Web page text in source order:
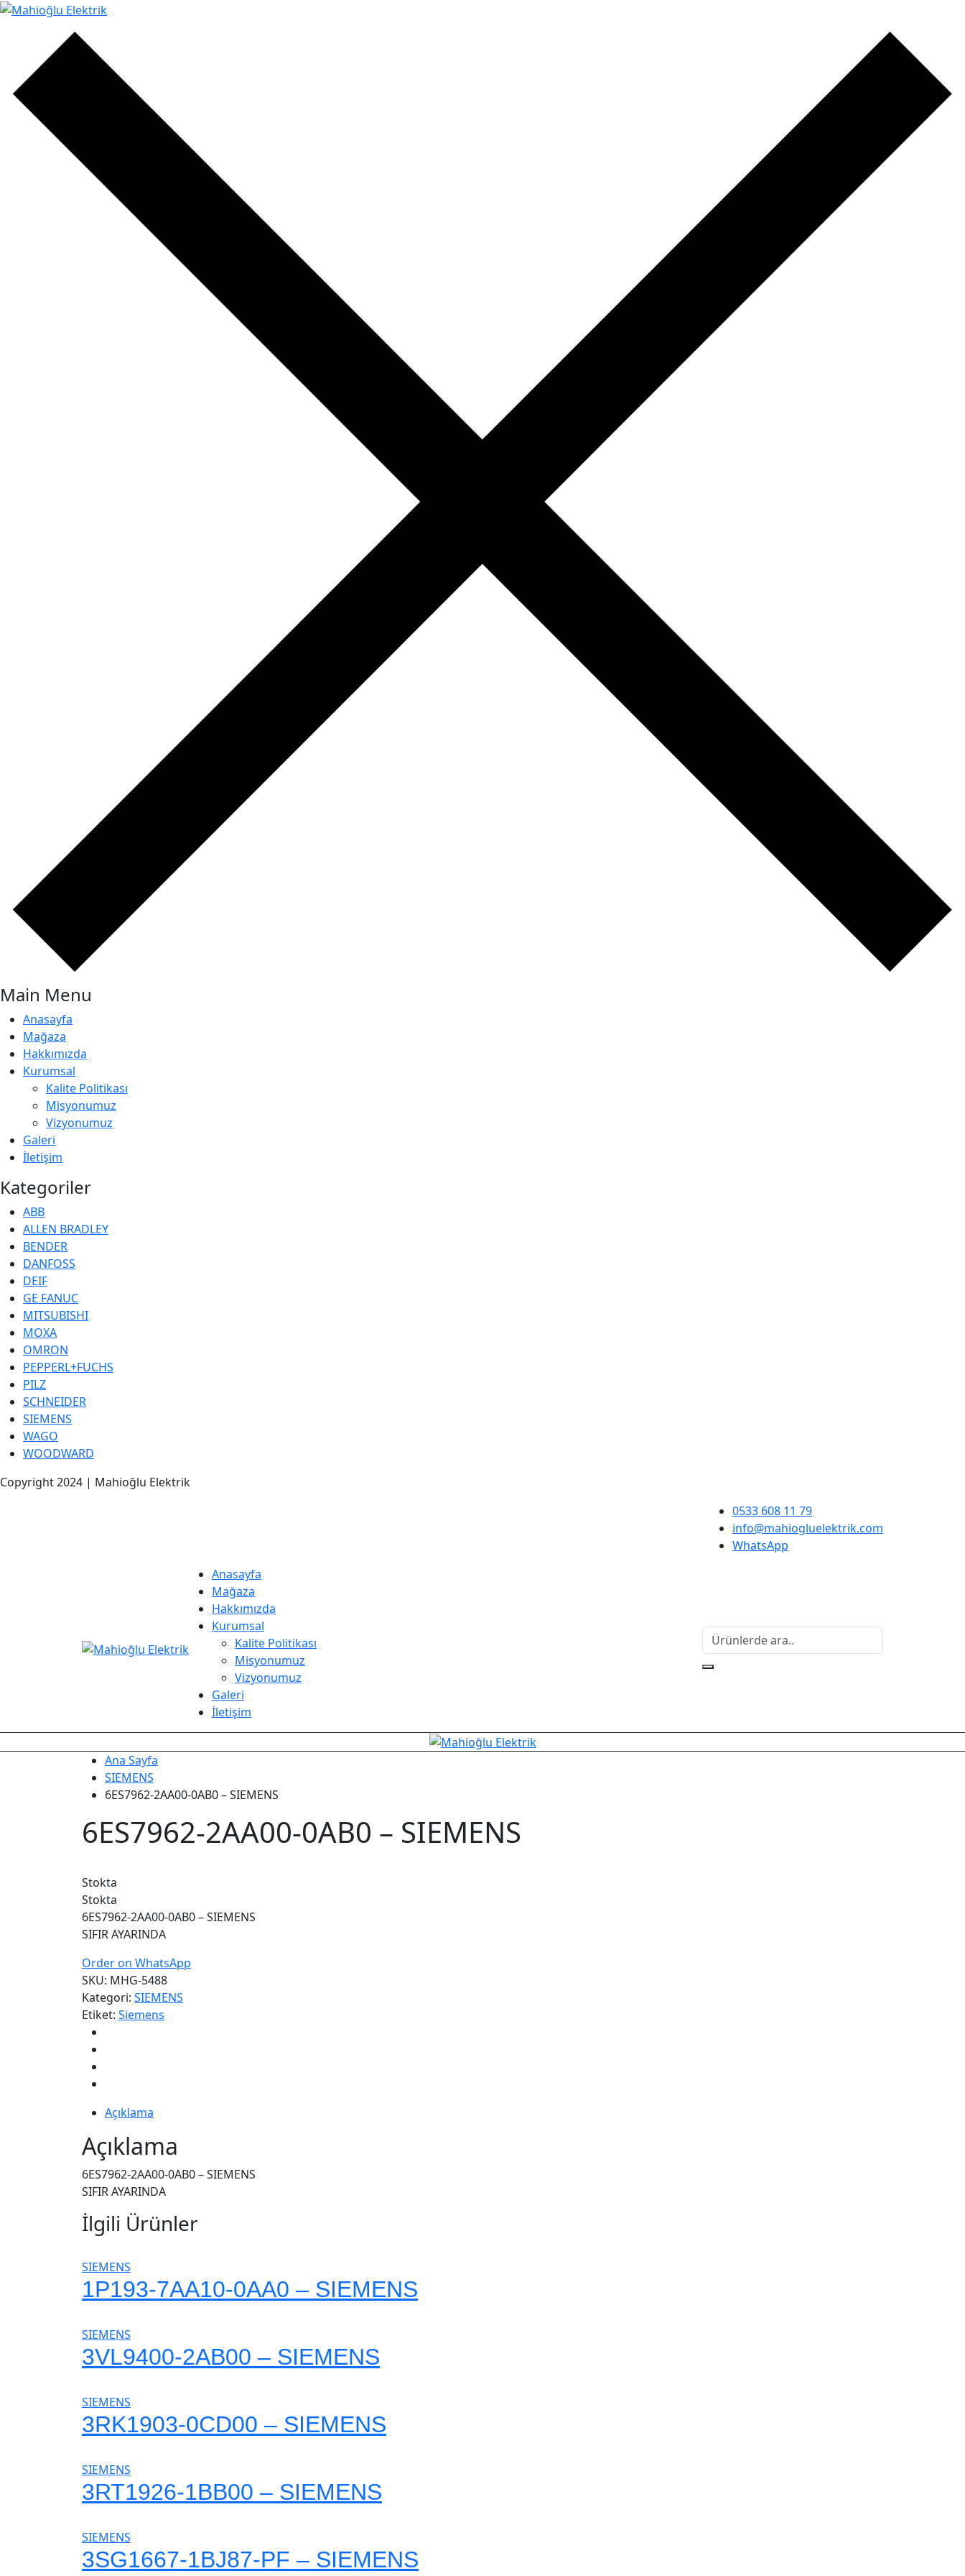
Main Menu
Anasayfa
Mağaza
Hakkımızda
Kurumsal
Kalite Politikası
Misyonumuz
Vizyonumuz
Galeri
İletişim
Kategoriler
ABB
ALLEN BRADLEY
BENDER
DANFOSS
DEIF
GE FANUC
MITSUBISHI
MOXA
OMRON
PEPPERL+FUCHS
PILZ
SCHNEIDER
SIEMENS
WAGO
WOODWARD
Copyright 2024 | Mahioğlu Elektrik
0533 608 11 79
info@mahiogluelektrik.com
WhatsApp
Anasayfa
Mağaza
Hakkımızda
Kurumsal
Kalite Politikası
Misyonumuz
Vizyonumuz
Galeri
İletişim
Ana Sayfa
SIEMENS
6ES7962-2AA00-0AB0 – SIEMENS
6ES7962-2AA00-0AB0 – SIEMENS
Stokta
Stokta
6ES7962-2AA00-0AB0 – SIEMENS
SIFIR AYARINDA
Order on WhatsApp
SKU: MHG-5488
Kategori: SIEMENS
Etiket: Siemens
Açıklama
Açıklama
6ES7962-2AA00-0AB0 – SIEMENS
SIFIR AYARINDA
İlgili Ürünler
SIEMENS
1P193-7AA10-0AA0 – SIEMENS
SIEMENS
3VL9400-2AB00 – SIEMENS
SIEMENS
3RK1903-0CD00 – SIEMENS
SIEMENS
3RT1926-1BB00 – SIEMENS
SIEMENS
3SG1667-1BJ87-PF – SIEMENS